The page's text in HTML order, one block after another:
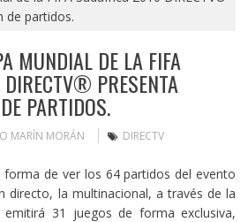
de partidos.
MUNDIAL DE LA FIFA
PRESENTA
PARTIDOS.
MARÍN MORÁN DIRECTV
forma de ver los 64 partidos del evento
directo, la multinacional, a través de la
emitirá 31 juegos de forma exclusiva,